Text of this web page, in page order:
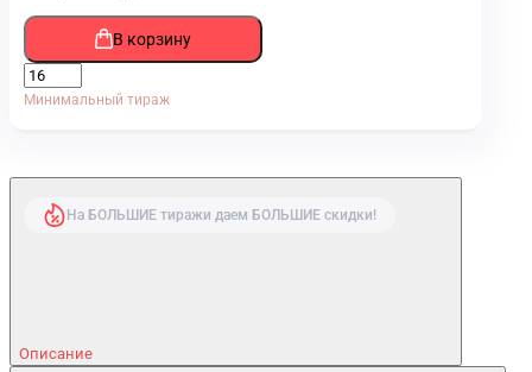
В корзину
Минимальный тираж
На БОЛЬШИЕ тиражи даем БОЛЬШИЕ скидки!
Описание